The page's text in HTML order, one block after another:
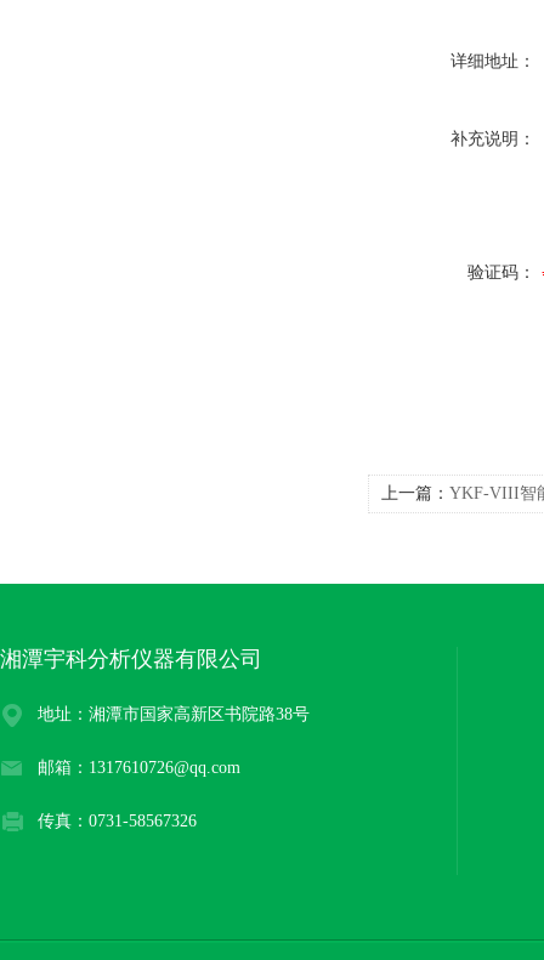
详细地址：
补充说明：
验证码：
上一篇： YKF-VIII智
湘潭宇科分析仪器有限公司
地址：湘潭市国家高新区书院路38号
邮箱：1317610726@qq.com
传真：0731-58567326